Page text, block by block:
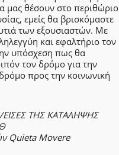
μας θέσουν στο περιθώριο
εμείς θα βρισκόμαστε
των εξουσιαστών. Με
και εφαλτήριο τον
υπόσχεση πως θα
τον δρόμο για την
προς την κοινωνική
ΤΗΣ ΚΑΤΑΛΗΨΗΣ
Quieta Movere